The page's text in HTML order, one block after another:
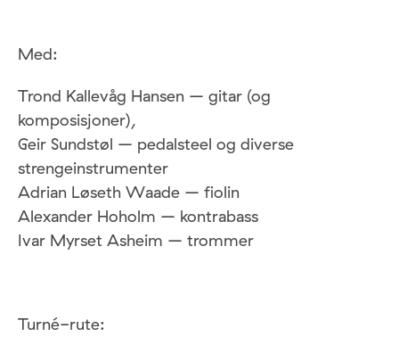
Med:
Trond Kallevåg Hansen – gitar (og
komposisjoner),
Geir Sundstøl – pedalsteel og diverse
strengeinstrumenter
Adrian Løseth Waade – fiolin
Alexander Hoholm – kontrabass
Ivar Myrset Asheim – trommer
Turné-rute: